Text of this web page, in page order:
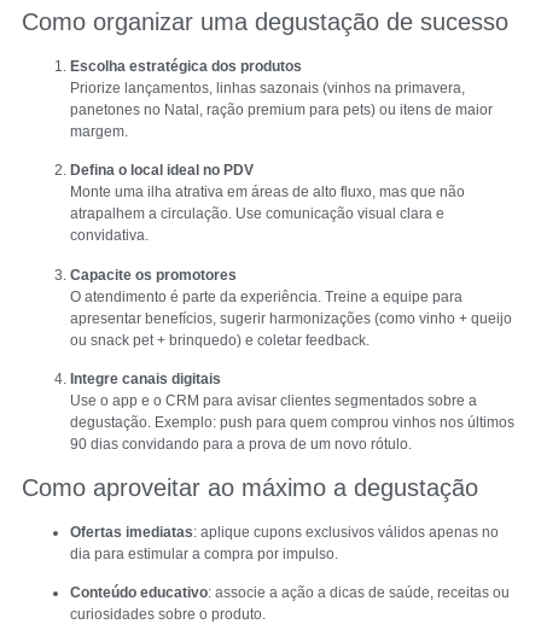
Como organizar uma degustação de sucesso
Escolha estratégica dos produtos
Priorize lançamentos, linhas sazonais (vinhos na primavera,
panetones no Natal, ração premium para pets) ou itens de maior
margem.
Defina o local ideal no PDV
Monte uma ilha atrativa em áreas de alto fluxo, mas que não
atrapalhem a circulação. Use comunicação visual clara e
convidativa.
Capacite os promotores
O atendimento é parte da experiência. Treine a equipe para
apresentar benefícios, sugerir harmonizações (como vinho + queijo
ou snack pet + brinquedo) e coletar feedback.
Integre canais digitais
Use o app e o CRM para avisar clientes segmentados sobre a
degustação. Exemplo: push para quem comprou vinhos nos últimos
90 dias convidando para a prova de um novo rótulo.
Como aproveitar ao máximo a degustação
Ofertas imediatas: aplique cupons exclusivos válidos apenas no
dia para estimular a compra por impulso.
Conteúdo educativo: associe a ação a dicas de saúde, receitas ou
curiosidades sobre o produto.